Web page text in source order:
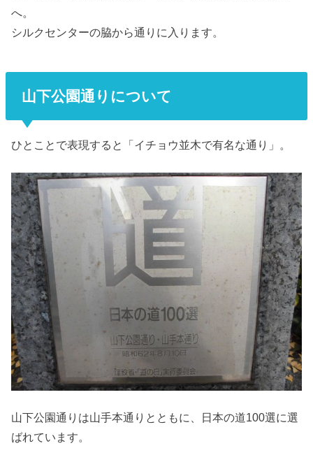
へ。
シルクセンターの脇から通りに入ります。
山下公園通りについて
ひとことで表現すると「イチョウ並木で有名な通り」。
山下公園通りは山手本通りとともに、日本の道100選に選
ばれています。